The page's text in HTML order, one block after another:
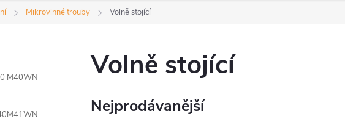
Mikrovlnné trouby Volně stojící
M40WN Volně stojící
Nejprodávanější